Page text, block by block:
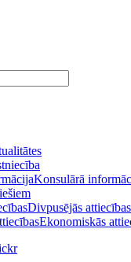
Konsulārā
Divpusējās attiecības
Ekonomiskās